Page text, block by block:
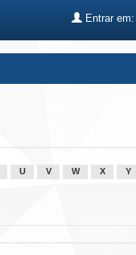
Entrar em:
U V W X Y